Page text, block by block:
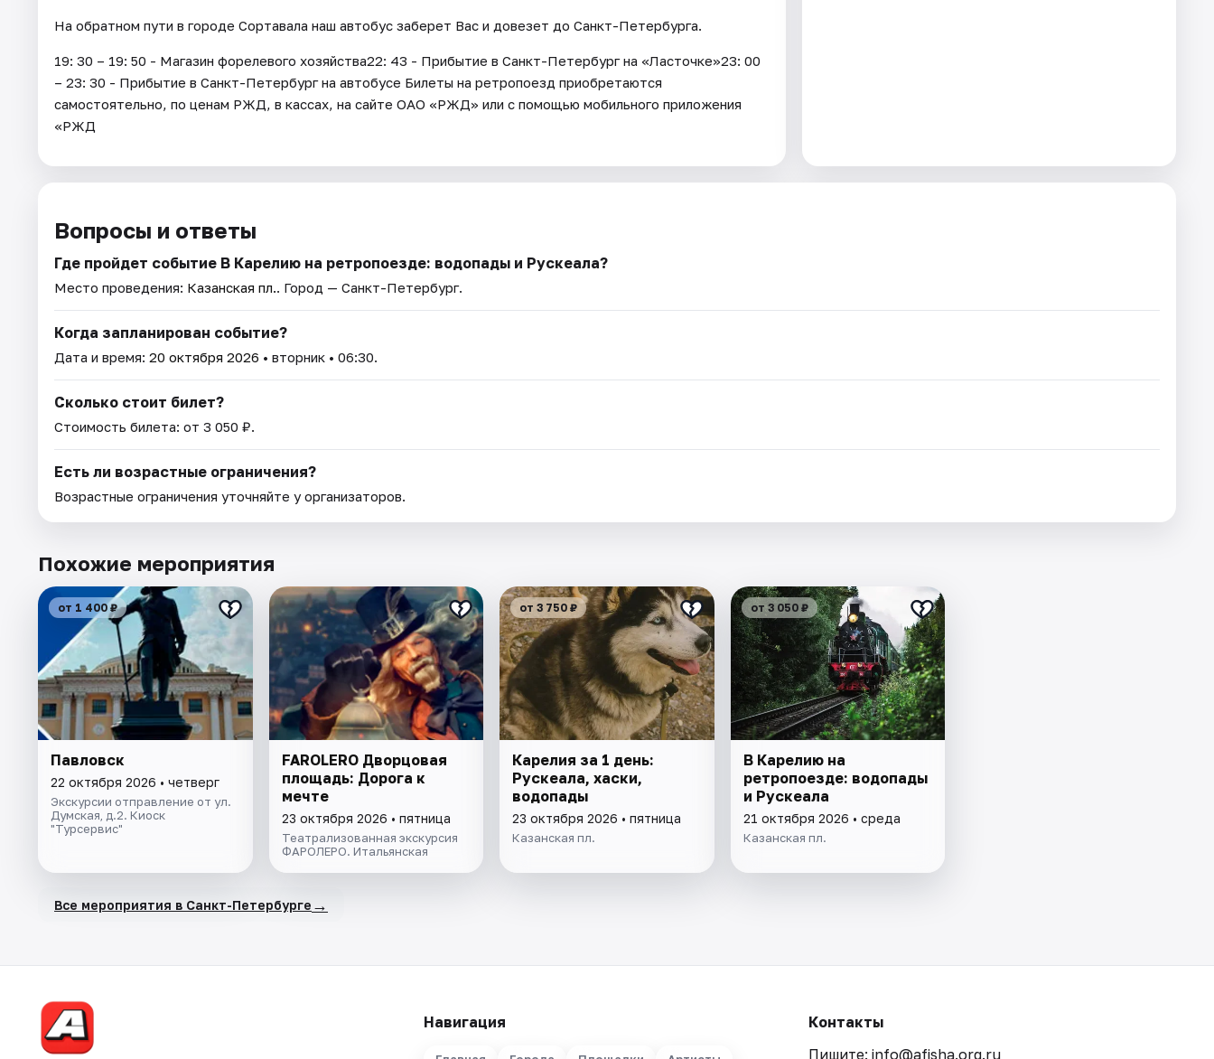
На обратном пути в городе Сортавала наш автобус заберет Вас и довезет до Санкт-Петербурга.
19: 30 – 19: 50 - Магазин форелевого хозяйства22: 43 - Прибытие в Санкт-Петербург на «Ласточке»23: 00
– 23: 30 - Прибытие в Санкт-Петербург на автобусе Билеты на ретропоезд приобретаются
самостоятельно, по ценам РЖД, в кассах, на сайте ОАО «РЖД» или с помощью мобильного приложения
«РЖД
Вопросы и ответы
Где пройдет событие В Карелию на ретропоезде: водопады и Рускеала?
Место проведения: Казанская пл.. Город — Санкт-Петербург.
Когда запланирован событие?
Дата и время: 20 октября 2026 • вторник • 06:30.
Сколько стоит билет?
Стоимость билета: от 3 050 ₽.
Есть ли возрастные ограничения?
Возрастные ограничения уточняйте у организаторов.
Похожие мероприятия
от 1 400 ₽
Павловск
22 октября 2026 • четверг
Экскурсии отправление от ул.
Думская, д.2. Киоск
"Турсервис"
FAROLERO Дворцовая
площадь: Дорога к
мечте
23 октября 2026 • пятница
Театрализованная экскурсия
ФАРОЛЕРО. Итальянская
от 3 750 ₽
Карелия за 1 день:
Рускеала, хаски,
водопады
23 октября 2026 • пятница
Казанская пл.
от 3 050 ₽
В Карелию на
ретропоезде: водопады
и Рускеала
21 октября 2026 • среда
Казанская пл.
Все мероприятия в Санкт-Петербурге →
Навигация
Контакты
Пишите: info@afisha.org.ru